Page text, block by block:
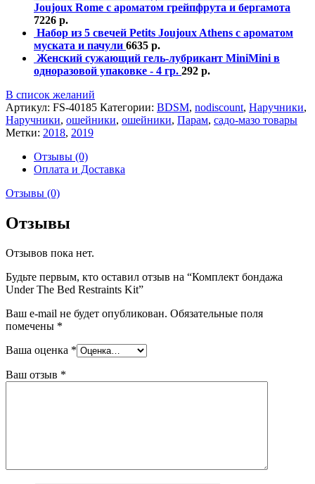
Joujoux Rome с ароматом грейпфрута и бергамота
7226 р.
Набор из 5 свечей Petits Joujoux Athens с ароматом
муската и пачули 6635 р.
Женский сужающий гель-лубрикант MiniMini в
одноразовой упаковке - 4 гр. 292 р.
В список желаний
Артикул: FS-40185 Категории: BDSM, nodiscount, Наручники,
Наручники, ошейники, ошейники, Парам, садо-мазо товары
Метки: 2018, 2019
Отзывы (0)
Оплата и Доставка
Отзывы (0)
Отзывы
Отзывов пока нет.
Будьте первым, кто оставил отзыв на “Комплект бондажа
Under The Bed Restraints Kit”
Ваш e-mail не будет опубликован. Обязательные поля
помечены *
Ваша оценка *
Ваш отзыв *